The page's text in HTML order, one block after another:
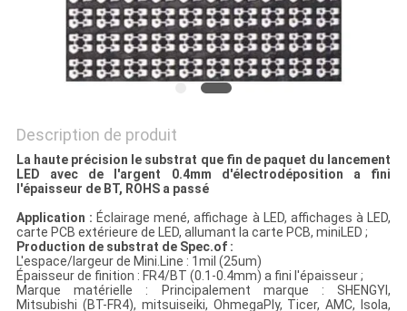
PRIVACY
POLICY
Description de produit
La haute précision le substrat que fin de paquet du lancement
LED avec de l'argent 0.4mm d'électrodéposition a fini
l'épaisseur de BT, ROHS a passé
Application : Éclairage mené, affichage à LED, affichages à LED,
carte PCB extérieure de LED, allumant la carte PCB, miniLED ;
Production de substrat de Spec.of :
L'espace/largeur de Mini.Line : 1mil (25um)
Épaisseur de finition : FR4/BT (0.1-0.4mm) a fini l'épaisseur ;
Marque matérielle : Principalement marque : SHENGYI,
Mitsubishi (BT-FR4), mitsuiseiki, OhmegaPly, Ticer, AMC, Isola,